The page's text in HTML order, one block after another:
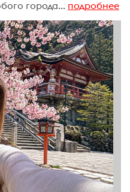
города... подробнее